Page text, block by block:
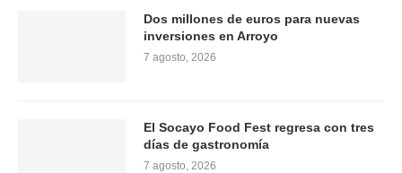
Dos millones de euros para nuevas
inversiones en Arroyo
7 agosto, 2026
El Socayo Food Fest regresa con tres
días de gastronomía
7 agosto, 2026